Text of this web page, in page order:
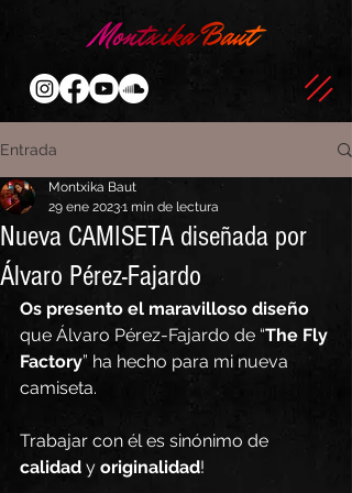
Entrada
Nueva CAMISETA diseñada por
Álvaro Pérez-Fajardo
Montxika Baut
29 ene 20231 min de lectura
Os presento el maravilloso diseño
que Álvaro Pérez-Fajardo de “The Fly
Factory” ha hecho para mi nueva
camiseta.
Trabajar con él es sinónimo de
calidad y originalidad!